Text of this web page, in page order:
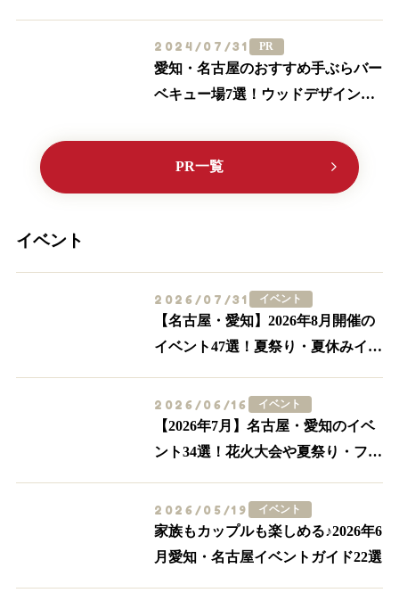
2024/07/31 PR
愛知・名古屋のおすすめ手ぶらバー
ベキュー場7選！ウッドデザインパ
PR一覧
イベント
2026/07/31 イベント
【名古屋・愛知】2026年8月開催の
イベント47選！夏祭り・夏休みイベ
2026/06/16 イベント
【2026年7月】名古屋・愛知のイベ
ント34選！花火大会や夏祭り・フー
2026/05/19 イベント
家族もカップルも楽しめる♪2026年6
月愛知・名古屋イベントガイド22選